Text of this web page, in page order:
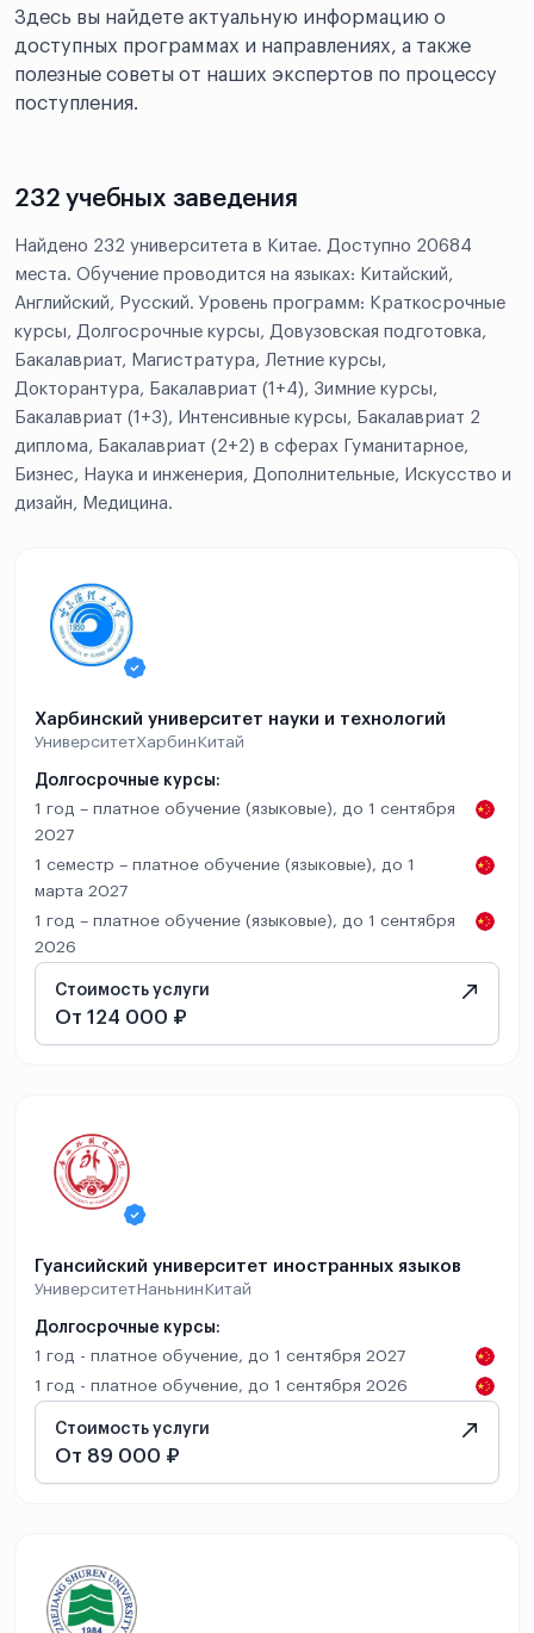
Здесь вы найдете актуальную информацию о
доступных программах и направлениях, а также
полезные советы от наших экспертов по процессу
поступления.
232 учебных заведения
Найдено 232 университета в Китае. Доступно 20684
места. Обучение проводится на языках: Китайский,
Английский, Русский. Уровень программ: Краткосрочные
курсы, Долгосрочные курсы, Довузовская подготовка,
Бакалавриат, Магистратура, Летние курсы,
Докторантура, Бакалавриат (1+4), Зимние курсы,
Бакалавриат (1+3), Интенсивные курсы, Бакалавриат 2
диплома, Бакалавриат (2+2) в сферах Гуманитарное,
Бизнес, Наука и инженерия, Дополнительные, Искусство и
дизайн, Медицина.
Харбинский университет науки и технологий
УниверситетХарбин Китай
Долгосрочные курсы:
1 год – платное обучение (языковые), до 1 сентября
2027
1 семестр – платное обучение (языковые), до 1
марта 2027
1 год – платное обучение (языковые), до 1 сентября
2026
Стоимость услуги
От 124 000 ₽
Гуансийский университет иностранных языков
Университет Наньнин Китай
Долгосрочные курсы:
1 год - платное обучение, до 1 сентября 2027
1 год - платное обучение, до 1 сентября 2026
Стоимость услуги
От 89 000 ₽